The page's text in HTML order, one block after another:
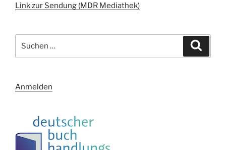
Link zur Sendung (MDR Mediathek)
nach:
Anmelden